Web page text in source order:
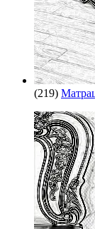
(219)